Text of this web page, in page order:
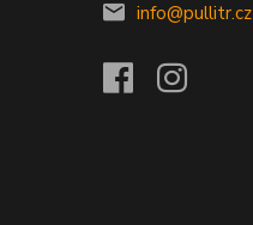
info@pullitr.cz